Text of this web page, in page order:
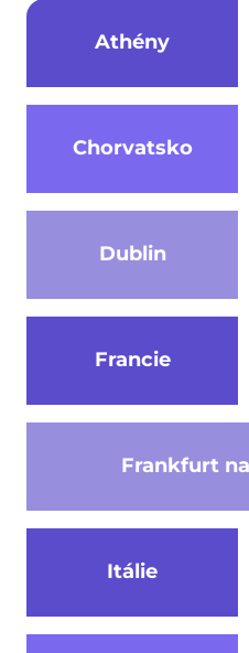
Athény
Chorvatsko
Dublin
Francie
Frankfurt
Itálie